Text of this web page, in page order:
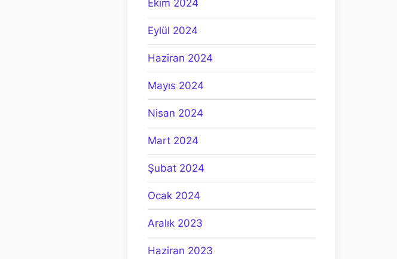
Ekim 2024
Eylül 2024
Haziran 2024
Mayıs 2024
Nisan 2024
Mart 2024
Şubat 2024
Ocak 2024
Aralık 2023
Haziran 2023